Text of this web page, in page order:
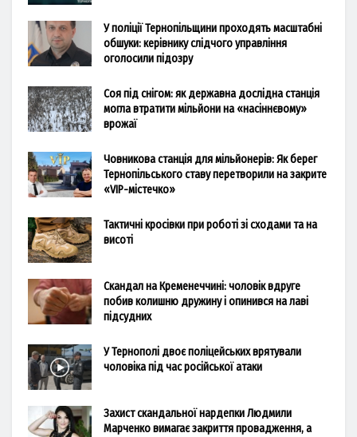
У поліції Тернопільщини проходять масштабні
обшуки: керівнику слідчого управління
оголосили підозру
Соя під снігом: як державна дослідна станція
могла втратити мільйони на «насіннєвому»
врожаї
Човникова станція для мільйонерів: Як берег
Тернопільського ставу перетворили на закрите
«VIP-містечко»
Тактичні кросівки при роботі зі сходами та на
висоті
Скандал на Кременеччині: чоловік вдруге
побив колишню дружину і опинився на лаві
підсудних
У Тернополі двоє поліцейських врятували
чоловіка під час російської атаки
Захист скандальної нардепки Людмили
Марченко вимагає закриття провадження, а